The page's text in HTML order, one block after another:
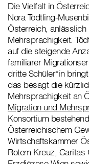
Die Vielfalt in
Nora Tödtling-
Österreich, anlässlich
Mehrsprachigkeit.
auf die steigende
familiärer
dritte Schüler*in
das besagt die
Mehrsprachigkeit an
Migration und
Konsortium
Österreichischem
Wirtschaftskammer
Rotem Kreuz,